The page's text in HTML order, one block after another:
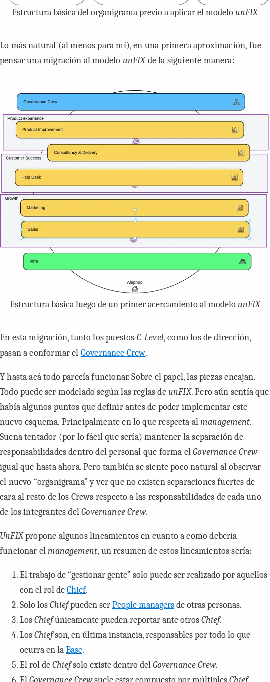
Estructura básica del organigrama previo a aplicar el modelounFIX
Lo más natural (al menos para mí), en una primera aproximación, fue
pensar una migración al modelo unFIXde la siguiente manera:
Estructura básica luego de un primer acercamiento al modelounFIX
En esta migración, tanto los puestos C-Level, como los de dirección,
pasan a conformar el Governance Crew.
Y hasta acá todo parecía funcionar. Sobre el papel, las piezas encajan.
Todo puede ser modelado según las reglas deunFIX. Pero aún sentía que
había algunos puntos que definir antes de poder implementar este
nuevo esquema. Principalmente en lo que respecta almanagement.
Suena tentador (por lo fácil que sería) mantener la separación de
responsabilidades dentro del personal que forma elGovernance Crew
igual que hasta ahora. Pero también se siente poco natural al observar
el nuevo “organigrama” y ver que no existen separaciones fuertes de
cara al resto de los Crews respecto a las responsabilidades de cada uno
de los integrantes delGovernance Crew.
UnFIXpropone algunos lineamientos en cuanto a como debería
funcionar elmanagement, un resumen de estos lineamientos sería:
El trabajo de “gestionar gente” solo puede ser realizado por aquellos
con el rol deChief.
Solo losChiefpueden serPeople managersde otras personas.
LosChiefúnicamente pueden reportar ante otrosChief.
LosChiefson, en última instancia, responsables por todo lo que
ocurra en laBase.
El rol deChiefsolo existe dentro delGovernance Crew.